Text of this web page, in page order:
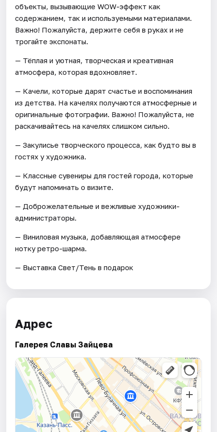
объекты, вызывающие WOW-эффект как
содержанием, так и используемыми материалами.
Важно! Пожалуйста, держите себя в руках и не
трогайте экспонаты.
— Тёплая и уютная, творческая и креативная
атмосфера, которая вдохновляет.
— Качели, которые дарят счастье и воспоминания
из детства. На качелях получаются атмосферные и
оригинальные фотографии. Важно! Пожалуйста, не
раскачивайтесь на качелях слишком сильно.
— Закулисье творческого процесса, как будто вы в
гостях у художника.
— Классные сувениры для гостей города, которые
будут напоминать о визите.
— Доброжелательные и вежливые художники-
администраторы.
— Виниловая музыка, добавляющая атмосфере
нотку ретро-шарма.
— Выставка Свет/Тень в подарок
Адрес
Галерея Славы Зайцева